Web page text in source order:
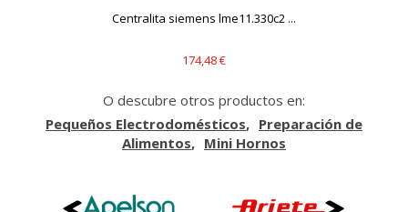
Centralita siemens lme11.330c2 ...
174,48 €
O descubre otros productos en:
Pequeños Electrodomésticos
Preparación de
Alimentos
Mini Hornos